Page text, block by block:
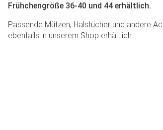
Frühchengröße 36-40 und 44 erhältlich.
Passende Mützen, Halstücher und andere
ebenfalls in unserem Shop erhältlich.